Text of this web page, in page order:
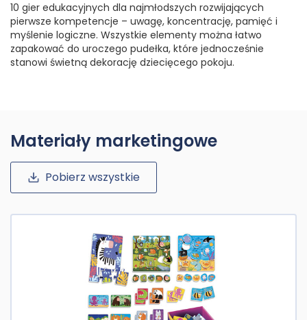
10 gier edukacyjnych dla najmłodszych rozwijających
pierwsze kompetencje – uwagę, koncentrację, pamięć i
myślenie logiczne. Wszystkie elementy można łatwo
zapakować do uroczego pudełka, które jednocześnie
stanowi świetną dekorację dziecięcego pokoju.
Materiały marketingowe
Pobierz wszystkie